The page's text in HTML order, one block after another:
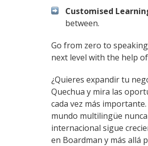
Customised
between.
Go from zero to
next level with the help
¿Quieres expandir tu
Quechua y mira las
cada vez más
mundo multilingüe
internacional sigue
en Boardman y más allá